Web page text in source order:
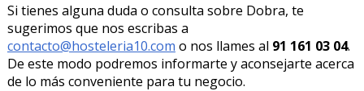
Si tienes alguna duda o consulta sobre Dobra, te
sugerimos que nos escribas a
contacto@hosteleria10.com o nos llames al 91 161 03 04.
De este modo podremos informarte y aconsejarte acerca
de lo más conveniente para tu negocio.